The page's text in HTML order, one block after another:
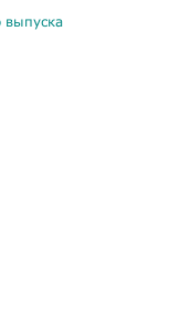
выпуска